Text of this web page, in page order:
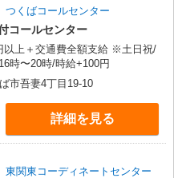
くばコールセンター
コールセンター
以上＋交通費全額支給 ※土日祝/
時〜20時/時給+100円
市吾妻4丁目19-10
詳細を見る
関東コーディネートセンター